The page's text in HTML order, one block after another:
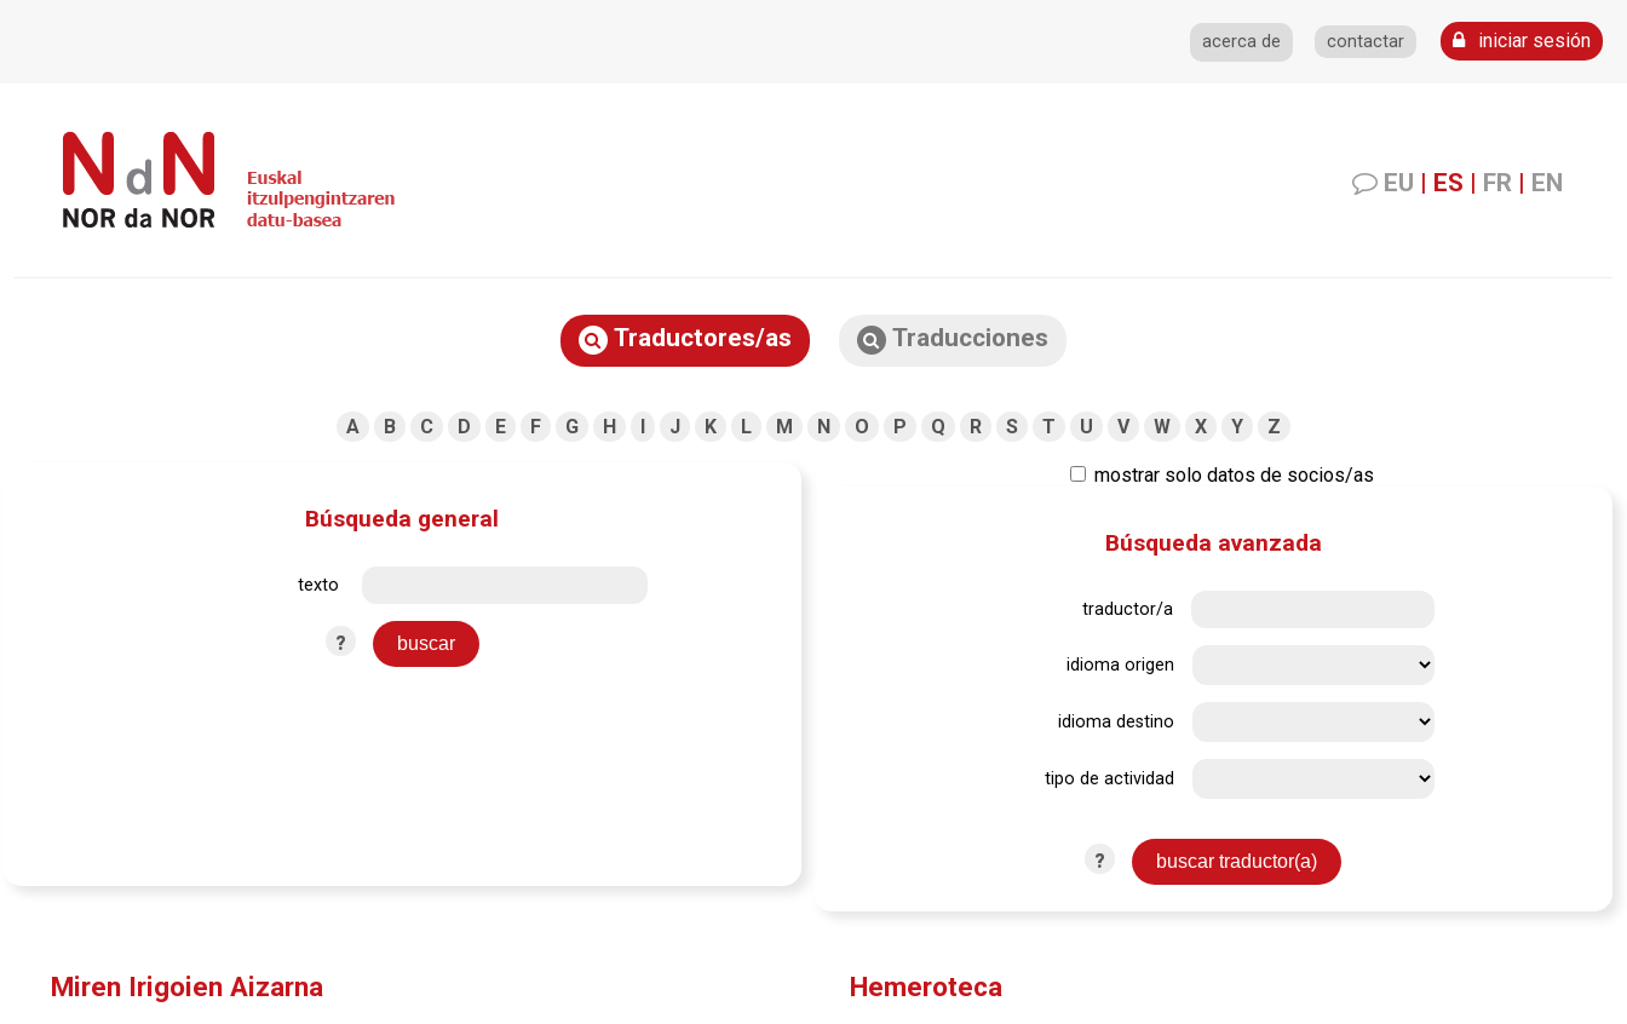
acerca de contactar iniciar sesión
EU | ES | FR | EN
Traductores/as Traducciones
A B C D E F G H I J K L M N O P Q R S T U V W X Y Z
mostrar solo datos de socios/as
Búsqueda general
texto
?
Búsqueda avanzada
traductor/a
idioma origen
idioma destino
tipo de actividad
?
Miren Irigoien Aizarna Hemeroteca